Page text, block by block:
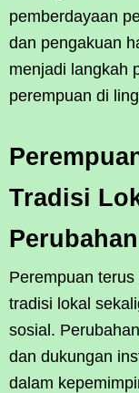
pemberdayaan
dan pengakuan
menjadi langkah
perempuan di
Tradisi
Perubahan
Perempuan
tradisi lokal
sosial.
dan dukungan
dalam